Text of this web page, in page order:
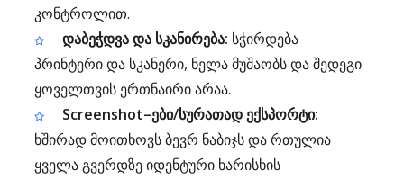
კონტროლით.
დაბეჭდვა და სკანირება: სჭირდება
პრინტერი და სკანერი, ნელა მუშაობს და შედეგი
ყოველთვის ერთნაირი არაა.
Screenshot–ები/სურათად ექსპორტი:
ხშირად მოითხოვს ბევრ ნაბიჯს და რთულია
ყველა გვერდზე იდენტური ხარისხის